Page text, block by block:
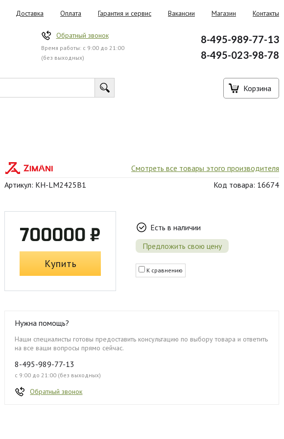
Доставка Оплата Гарантия и сервис Вакансии Магазин Контакты
Обратный звонок
Время работы: с 9:00 до 21:00
(без выходных)
8-495-989-77-13
8-495-023-98-78
Корзина
Смотреть все товары этого производителя
Артикул: KH-LM2425B1
Код товара: 16674
700000 ₽
Купить
Есть в наличии
Предложить свою цену
К сравнению
Нужна помощь?
Наши специалисты готовы предоставить консультацию по выбору товара и ответить
на все ваши вопросы прямо сейчас.
8-495-989-77-13
с 9:00 до 21:00 (без выходных)
Обратный звонок